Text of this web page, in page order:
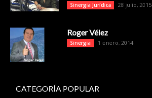
Sinergia Jurídica 28 julio, 2015
Roger Vélez
Sinergia 1 enero, 2014
CATEGORÍA POPULAR